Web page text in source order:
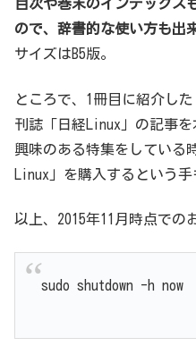
目次や巻末のインデックス
ので、辞書的な使い方も出
サイズはB5版。
ところで、1冊目に紹介し
刊誌「日経Linux」の記事
興味のある特集をしている
Linux」を購入するという
以上、2015年11月時点での
sudo shutdown -h now